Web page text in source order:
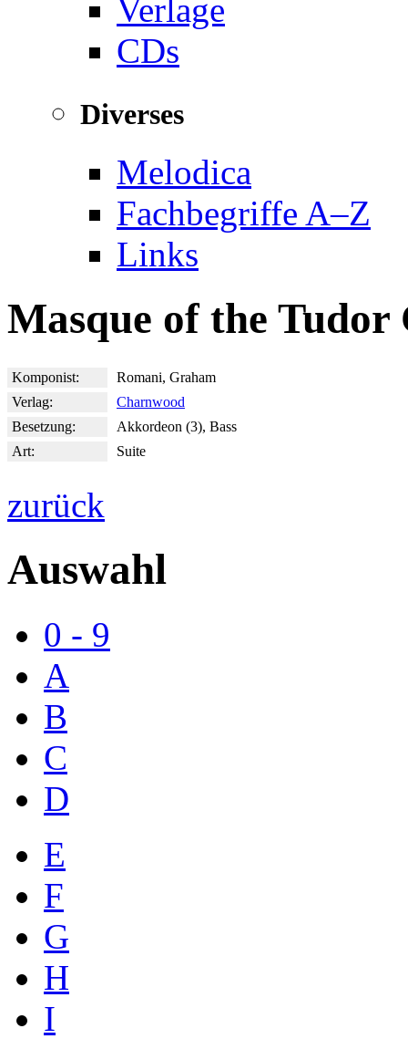
Verlage
CDs
Diverses
Melodica
Fachbegriffe A–Z
Links
Masque of the Tudor
Komponist:
Romani, Graham
Verlag:
Charnwood
Besetzung:
Akkordeon (3), Bass
Art:
Suite
zurück
Auswahl
0 - 9
A
B
C
D
E
F
G
H
I